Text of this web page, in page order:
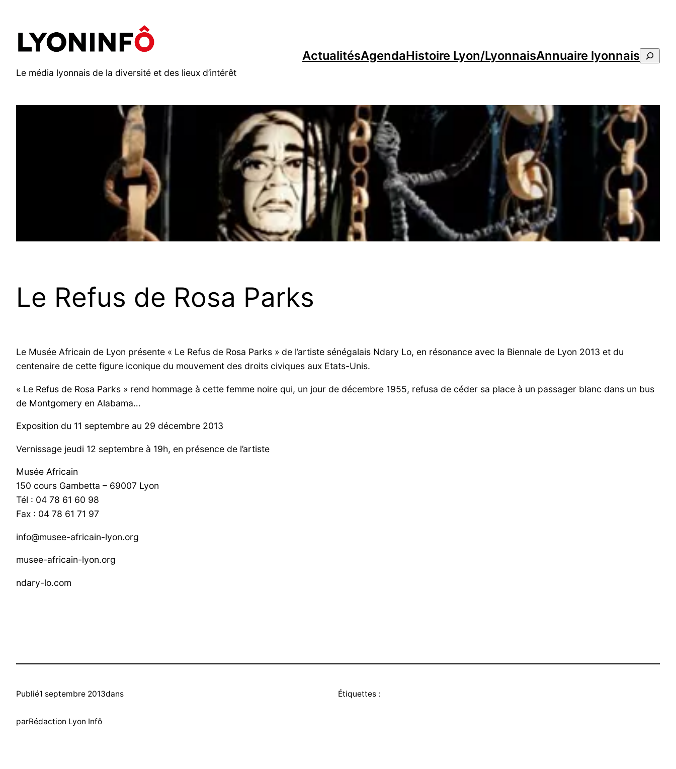
contenu
Le média lyonnais de la diversité et des lieux d’intérêt
ActualitésAgendaHistoire Lyon/LyonnaisAnnuaire lyonnais
Le Refus de Rosa Parks
Le Musée Africain de Lyon présente « Le Refus de Rosa Parks » de l’artiste sénégalais Ndary Lo, en résonance avec la Biennale de Lyon 2013 et du
centenaire de cette figure iconique du mouvement des droits civiques aux Etats-Unis.
« Le Refus de Rosa Parks » rend hommage à cette femme noire qui, un jour de décembre 1955, refusa de céder sa place à un passager blanc dans un bus
de Montgomery en Alabama…
Exposition du 11 septembre au 29 décembre 2013
Vernissage jeudi 12 septembre à 19h, en présence de l’artiste
Musée Africain
150 cours Gambetta – 69007 Lyon
Tél : 04 78 61 60 98
Fax : 04 78 61 71 97
info@musee-africain-lyon.org
musee-africain-lyon.org
ndary-lo.com
Publié1 septembre 2013dans
parRédaction Lyon Infô
Étiquettes :